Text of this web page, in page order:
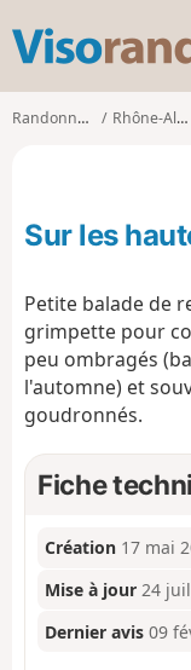
Randonnées Rhône-Alpes
Sur les
Petite balade de
grimpette pour
peu ombragés
l'automne) et
goudronnés.
Fiche
Création 17 mai
Mise à jour 24
Dernier avis 09